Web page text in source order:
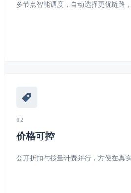
多节点智能调度，自动选择更优链路
0 2
价格可控
公开折扣与按量计费并行，方便在真